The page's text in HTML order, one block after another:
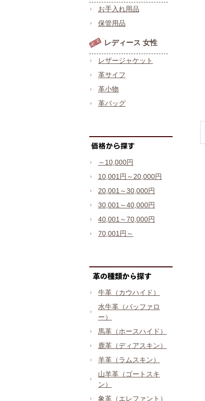
お手入れ用品
保管用品
レディース 女性
レザージャケット
革サイフ
革小物
革バッグ
～10,000円
10,001円～20,000円
20,001～30,000円
30,001～40,000円
40,001～70,000円
70,001円～
牛革（カウハイド）
水牛革（バッファロ
ー）
馬革（ホースハイド）
鹿革（ディアスキン）
羊革（ラムスキン）
山羊革（ゴートスキ
ン）
象革（エレファント）